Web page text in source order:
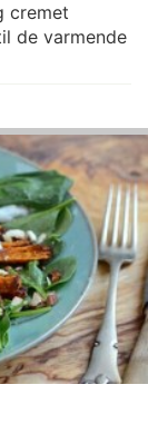
cremet
de varmende